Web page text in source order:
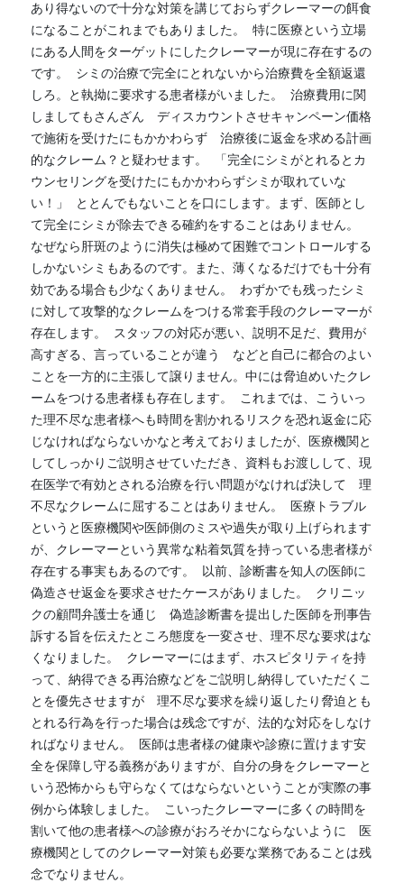
あり得ないので十分な対策を講じておらずクレーマーの餌食
になることがこれまでもありました。  特に医療という立場
にある人間をターゲットにしたクレーマーが現に存在するの
です。  シミの治療で完全にとれないから治療費を全額返還
しろ。と執拗に要求する患者様がいました。  治療費用に関
しましてもさんざん　ディスカウントさせキャンペーン価格
で施術を受けたにもかかわらず　治療後に返金を求める計画
的なクレーム？と疑わせます。  「完全にシミがとれるとカ
ウンセリングを受けたにもかかわらずシミが取れていな
い！」  ととんでもないことを口にします。まず、医師とし
て完全にシミが除去できる確約をすることはありません。
なぜなら肝斑のように消失は極めて困難でコントロールする
しかないシミもあるのです。また、薄くなるだけでも十分有
効である場合も少なくありません。  わずかでも残ったシミ
に対して攻撃的なクレームをつける常套手段のクレーマーが
存在します。  スタッフの対応が悪い、説明不足だ、費用が
高すぎる、言っていることが違う　などと自己に都合のよい
ことを一方的に主張して譲りません。中には脅迫めいたクレ
ームをつける患者様も存在します。  これまでは、こういっ
た理不尽な患者様へも時間を割かれるリスクを恐れ返金に応
じなければならないかなと考えておりましたが、医療機関と
してしっかりご説明させていただき、資料もお渡しして、現
在医学で有効とされる治療を行い問題がなければ決して　理
不尽なクレームに屈することはありません。  医療トラブル
というと医療機関や医師側のミスや過失が取り上げられます
が、クレーマーという異常な粘着気質を持っている患者様が
存在する事実もあるのです。  以前、診断書を知人の医師に
偽造させ返金を要求させたケースがありました。  クリニッ
クの顧問弁護士を通じ　偽造診断書を提出した医師を刑事告
訴する旨を伝えたところ態度を一変させ、理不尽な要求はな
くなりました。  クレーマーにはまず、ホスピタリティを持
って、納得できる再治療などをご説明し納得していただくこ
とを優先させますが　理不尽な要求を繰り返したり脅迫とも
とれる行為を行った場合は残念ですが、法的な対応をしなけ
ればなりません。  医師は患者様の健康や診療に置けます安
全を保障し守る義務がありますが、自分の身をクレーマーと
いう恐怖からも守らなくてはならないということが実際の事
例から体験しました。  こいったクレーマーに多くの時間を
割いて他の患者様への診療がおろそかにならないように　医
療機関としてのクレーマー対策も必要な業務であることは残
念でなりません。